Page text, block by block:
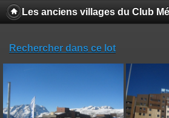
Les anciens villages du Club
Rechercher dans ce lot